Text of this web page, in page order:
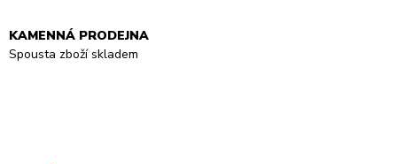
KAMENNÁ PRODEJNA
Spousta zboží skladem